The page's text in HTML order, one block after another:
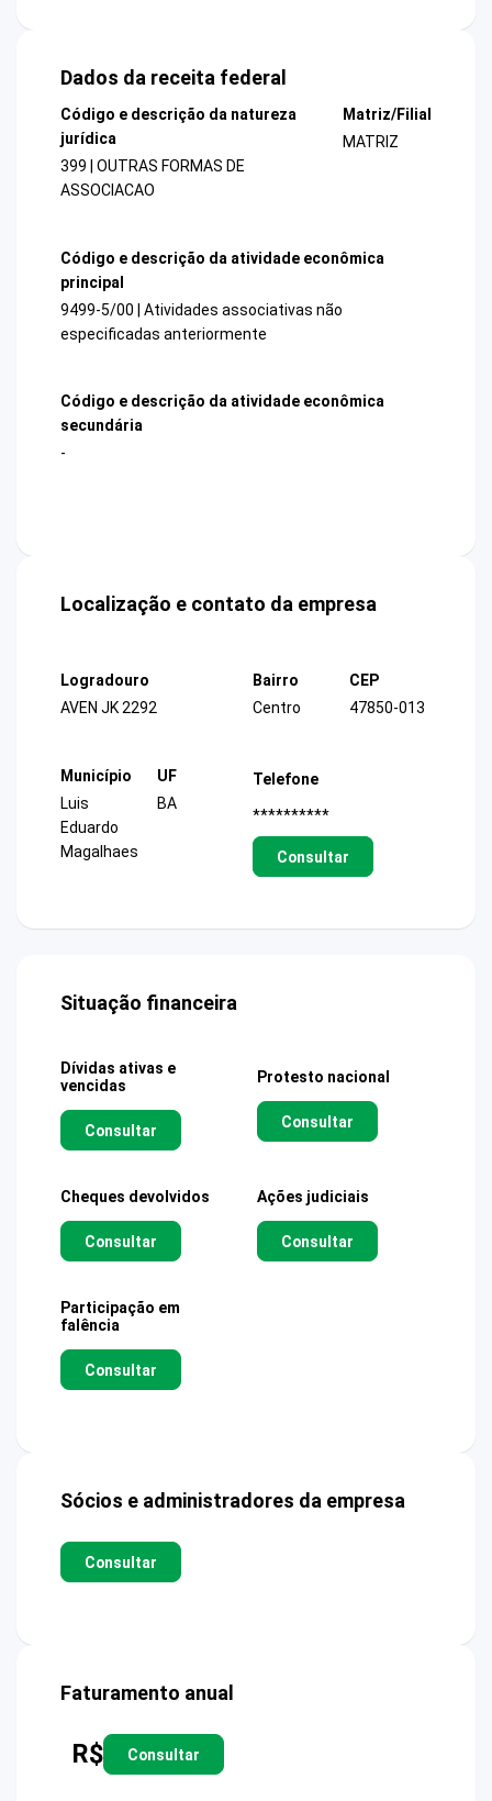
Dados da receita federal
Código e descrição da natureza
jurídica
399 | OUTRAS FORMAS DE
ASSOCIACAO
Matriz/Filial
MATRIZ
Código e descrição da atividade econômica
principal
9499-5/00 | Atividades associativas não
especificadas anteriormente
Código e descrição da atividade econômica
secundária
-
Localização e contato da empresa
Logradouro
AVEN JK 2292
Bairro
Centro
CEP
47850-013
Município
Luis
Eduardo
Magalhaes
UF
BA
Telefone
**********
Consultar
Situação financeira
Dívidas ativas e
vencidas
Consultar
Protesto nacional
Consultar
Cheques devolvidos
Consultar
Ações judiciais
Consultar
Participação em
falência
Consultar
Sócios e administradores da empresa
Consultar
Faturamento anual
R$ Consultar